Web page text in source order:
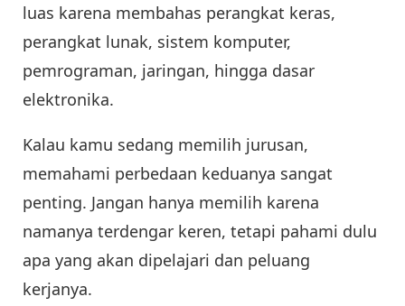
luas karena membahas perangkat keras,
perangkat lunak, sistem komputer,
pemrograman, jaringan, hingga dasar
elektronika.
Kalau kamu sedang memilih jurusan,
memahami perbedaan keduanya sangat
penting. Jangan hanya memilih karena
namanya terdengar keren, tetapi pahami dulu
apa yang akan dipelajari dan peluang
kerjanya.